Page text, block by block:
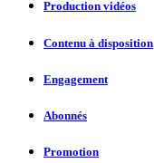
Production vidéos
Contenu à disposition
Engagement
Abonnés
Promotion